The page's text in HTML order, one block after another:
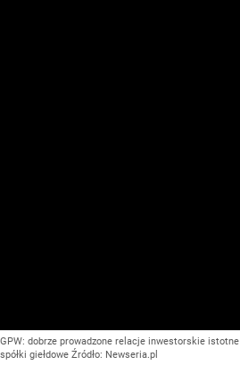
GPW: dobrze prowadzone relacje inwestorskie
spółki giełdowe Źródło: Newseria.pl